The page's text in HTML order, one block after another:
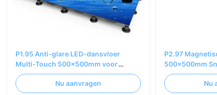
P1.95 Anti-glare LED-dansvloer
Multi-Touch 500x500mm voor
museumbedrijven
Nu aanvragen
P2.97
500x500mm
Nu